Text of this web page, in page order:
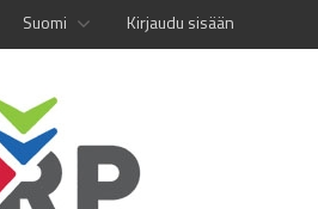
Suomi Kirjaudu sisään